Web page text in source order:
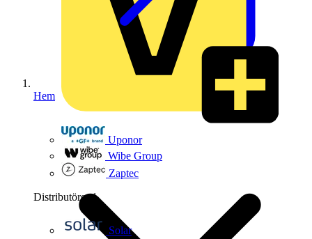
Uponor
Wibe Group
Zaptec
Distributörer 1
Solar
Hem